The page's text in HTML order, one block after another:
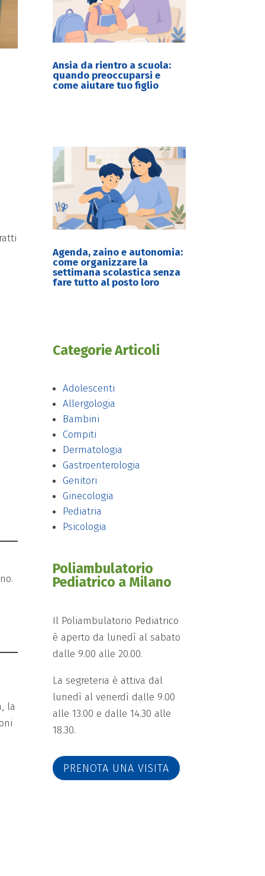
la
Ansia da rientro a scuola:
quando preoccuparsi e
come aiutare tuo figlio
Agenda, zaino e autonomia:
come organizzare la
settimana scolastica senza
fare tutto al posto loro
Categorie Articoli
Adolescenti
Allergologia
Bambini
Compiti
Dermatologia
Gastroenterologia
Genitori
Ginecologia
Pediatria
Psicologia
Poliambulatorio
Pediatrico a Milano
Il Poliambulatorio Pediatrico
è aperto da lunedì al sabato
dalle 9.00 alle 20.00.
La segreteria è attiva dal
lunedì al venerdì dalle 9.00
alle 13.00 e dalle 14.30 alle
18.30.
PRENOTA UNA VISITA